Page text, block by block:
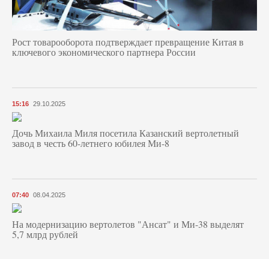
Рост товарооборота подтверждает превращение Китая в
ключевого экономического партнера России
15:16 29.10.2025
Дочь Михаила Миля посетила Казанский вертолетный
завод в честь 60-летнего юбилея Ми-8
07:40 08.04.2025
На модернизацию вертолетов "Ансат" и Ми-38 выделят
5,7 млрд рублей